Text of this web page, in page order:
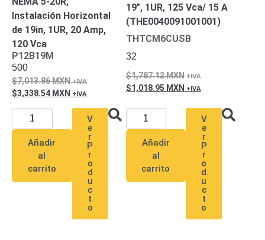
SAN /
eSATA Discos
Duros
Mecánicos
SD /
Memorias
Micro
SD
Servidores
Aplicación
Unidades
Instalación Horizontal
de 19in, 1UR, 20 Amp,
120 Vca
P12B19M
500
7,013.86MXN
3,338.54 MXN
Añadir
al
carrito
V
e
r
P
r
o
d
u
c
t
o
19″, 1UR, 125 Vca/ 15 A
(THE0040091001001)
THTCM6CUSB
32
1,787.12MXN
1,018.95 MXN
Añadir
al
carrito
V
e
r
P
r
o
d
u
c
t
o